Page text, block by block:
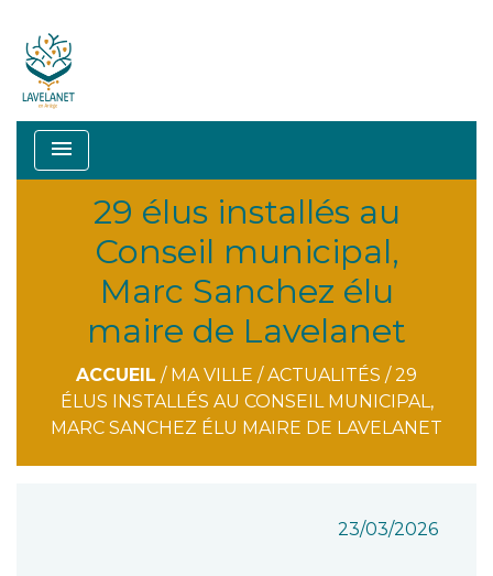
menu
29 élus installés au
Conseil municipal,
Marc Sanchez élu
maire de Lavelanet
ACCUEIL / MA VILLE /ACTUALITÉS /29
ÉLUS INSTALLÉS AU CONSEIL MUNICIPAL,
MARC SANCHEZ ÉLU MAIRE DE LAVELANET
23/03/2026